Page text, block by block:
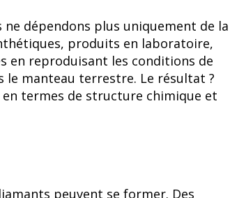
ne dépendons plus uniquement de la
produits en laboratoire,
en reproduisant les conditions de
manteau terrestre. Le résultat ?
termes de structure chimique et
peuvent se former. Des